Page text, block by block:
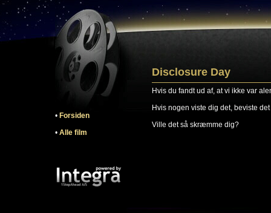
• Forsiden
• Alle film
Disclosure Day
Hvis du fandt ud af, at vi ikke var
Hvis nogen viste dig det, beviste
Ville det så skræmme dig?